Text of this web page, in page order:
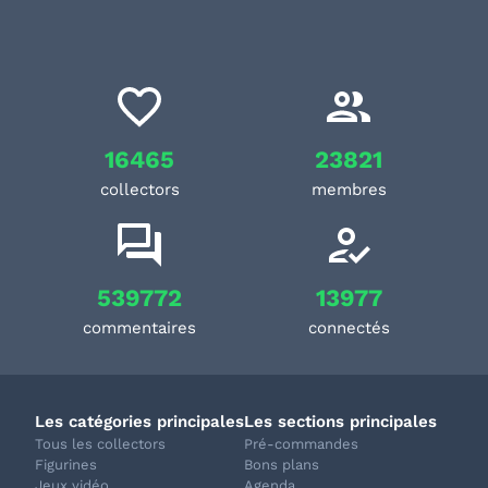
16465
collectors
23821
membres
539772
commentaires
13977
connectés
Les catégories principales
Tous les collectors
Figurines
Les sections principales
Pré-commandes
Bons plans